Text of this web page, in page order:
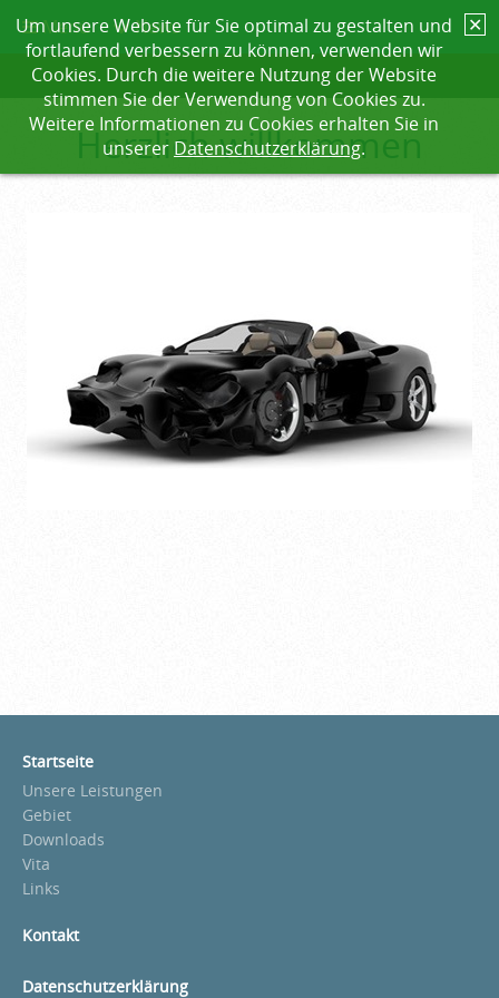
✕
Um unsere Website für Sie optimal zu gestalten und
fortlaufend verbessern zu können, verwenden wir
Cookies. Durch die weitere Nutzung der Website
stimmen Sie der Verwendung von Cookies zu.
Weitere Informationen zu Cookies erhalten Sie in
unsererDatenschutzerklärung.
Menü News
Herzlich willkommen
Startseite
Unsere Leistungen
Gebiet
Downloads
Vita
Links
Kontakt
Datenschutzerklärung